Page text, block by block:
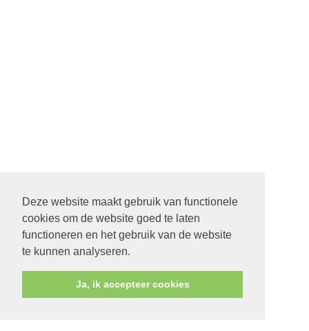
Deze website maakt gebruik van functionele
cookies om de website goed te laten
functioneren en het gebruik van de website
te kunnen analyseren.
Ja, ik accepteer cookies